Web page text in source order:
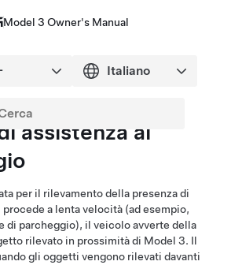
Model 3 Owner's Manual
assistenza al
per il rilevamento della presenza di
a lenta velocità (ad esempio,
di parcheggio), il veicolo avverte della
rilevato in prossimità di Model 3. Il
gli oggetti vengono rilevati davanti